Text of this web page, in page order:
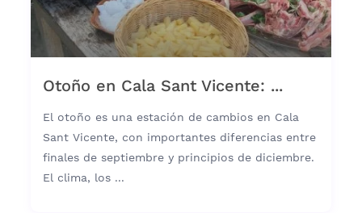
Otoño en Cala Sant Vicente: ...
El otoño es una estación de cambios en Cala
Sant Vicente, con importantes diferencias entre
finales de septiembre y principios de diciembre.
El clima, los ...